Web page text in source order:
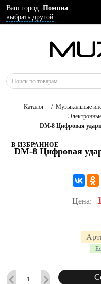
Ваш город: Помона
выбрать другой
Каталог / Музыкальные
DM-8 Цифровая
В ИЗБРАННОЕ
DM-8 Цифровая
Цена: